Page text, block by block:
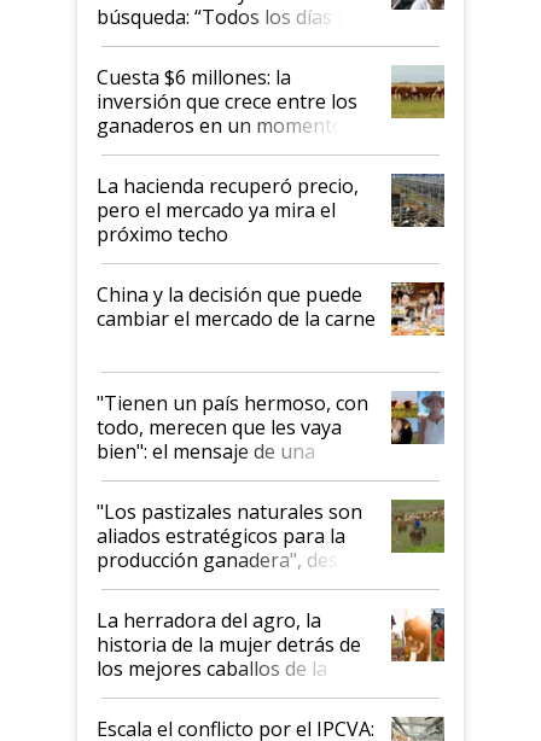
búsqueda: “Todos los días le
toca a algún productor”
Cuesta $6 millones: la
inversión que crece entre los
ganaderos en un momento
histórico para la actividad
La hacienda recuperó precio,
pero el mercado ya mira el
próximo techo
China y la decisión que puede
cambiar el mercado de la carne
"Tienen un país hermoso, con
todo, merecen que les vaya
bien": el mensaje de una
ganadera uruguaya sobre las
oportunidades que se abren
para el agro en Argentina, con
foco en la carne
"Los pastizales naturales son
aliados estratégicos para la
producción ganadera", destaca
la iniciativa que ya reúne a 46
establecimientos en Argentina
La herradora del agro, la
historia de la mujer detrás de
los mejores caballos de la
Argentina y los mitos que
todavía hacen sufrir a estos
Escala el conflicto por el IPCVA: